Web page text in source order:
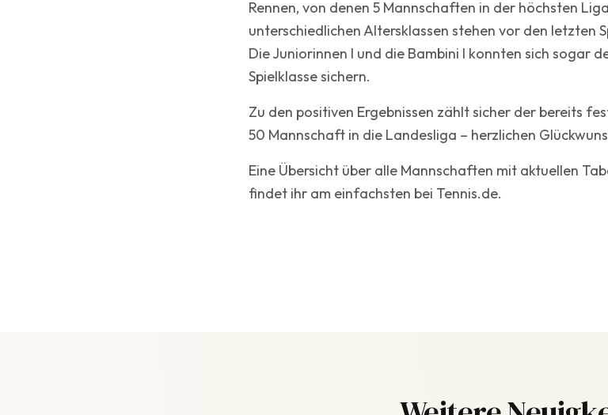
Mannschaften
Rennen, von denen 5 Mannschaften in der höchsten
unterschiedlichen Altersklassen stehen vor den letzten
Die Juniorinnen I und die Bambini I konnten sich sogar
Spielklasse sichern.
Zu den positiven Ergebnissen zählt sicher der bereits
50 Mannschaft in die Landesliga – herzlichen
Eine Übersicht über alle Mannschaften mit aktuellen
findet ihr am einfachsten bei Tennis.de.